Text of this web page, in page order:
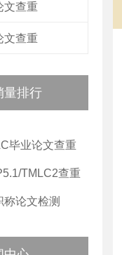
文查重
文查重
量排行
毕业论文查重
TMLC2查重
称论文检测